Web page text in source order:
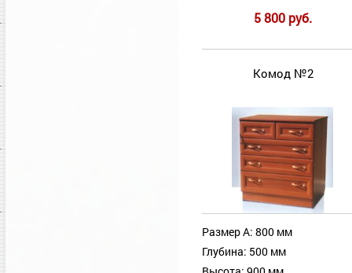
5 800 руб.
Комод №2
Размер А: 800 мм
Глубина: 500 мм